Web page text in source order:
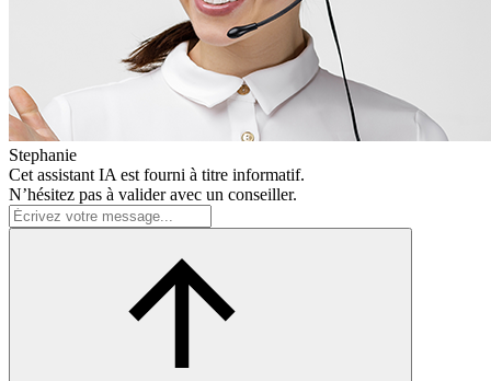
Stephanie
Cet assistant IA est fourni à titre informatif.
N’hésitez pas à valider avec un conseiller.